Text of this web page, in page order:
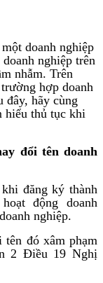
doanh nghiệp
nghiệp trên
nhẫm. Trên
hợp doanh
đây, hãy cùng
thủ tục khi
đổi tên doanh
đăng ký thành
động doanh
nghiệp.
tên đó xâm phạm
2 Điều 19 Nghị